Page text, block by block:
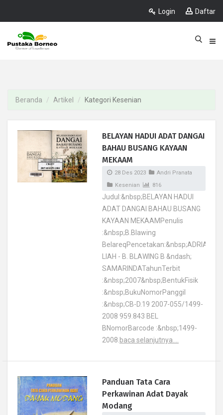
Login Daftar
Beranda Artikel Kategori Kesenian
BELAYAN HADUI ADAT DANGAI
BAHAU BUSANG KAYAAN
MEKAAM
28 Des 2023
Andri Pranata
Kesenian
816
Judul:&nbsp;BELAYAN HADUI
ADAT DANGAI BAHAU BUSANG
KAYAAN MEKAAMPenulis
:&nbsp;B.Blawing
BelareqPencetakan:&nbsp;ADRIANUS
LIAH - B. BLAWING B &ndash;
SAMARINDATahunTerbit
:&nbsp;2007&nbsp;BentukFisik
:&nbsp;BukuNomorPanggil
:&nbsp;CB-D.19 2007-055/1499-
2008 959.843 BEL
BNomorBarcode :&nbsp;1499-
2008. baca selanjutnya....
Panduan Tata Cara
Perkawinan Adat Dayak
Modang